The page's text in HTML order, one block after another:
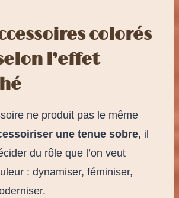
colorés
l’effet
ne produit pas le même
une tenue sobre, il
du rôle que l’on veut
: dynamiser, féminiser,